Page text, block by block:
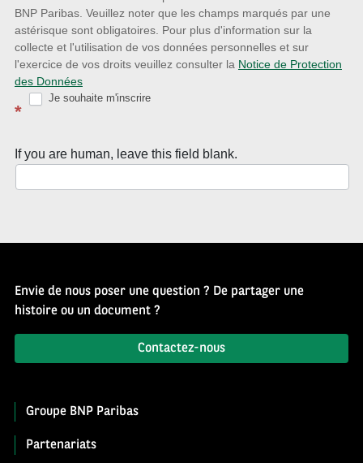
la
Newsletter
Source
d’Histoire
BNP Paribas. Veuillez noter que les champs marqués par une
astérisque sont obligatoires. Pour plus d'information sur la
collecte et l'utilisation de vos données personnelles et sur
l'exercice de vos droits veuillez consulter la Notice de Protection
des Données
*
Je souhaite m'inscrire
If you are human, leave this field blank.
Envie de nous poser une question ? De partager une
histoire ou un document ?
Contactez-nous
Groupe BNP Paribas
Partenariats